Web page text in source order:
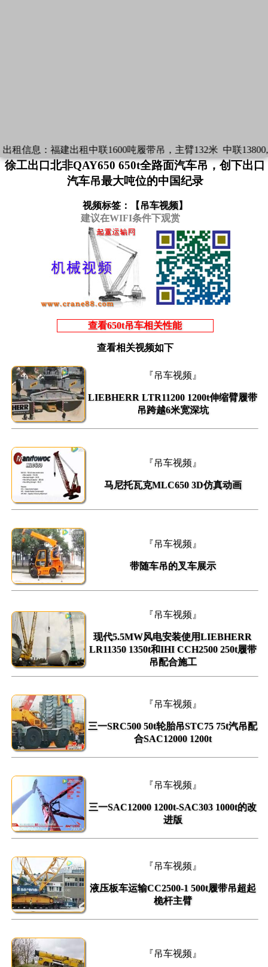
信息：福建出租中联1600吨履带吊，主臂132米 中联
徐工出口北非QAY650 650t全路面汽车吊，创下出口
汽车吊最大吨位的中国纪录
视频标签：【 吊车视频】
建议在WIFI条件下观赏
查看650t吊车相关性能
查看相关视频如下
『吊车视频』
LIEBHERR LTR11200 1200t伸缩臂履带
吊跨越6米宽深坑
『吊车视频』
马尼托瓦克MLC650 3D仿真动画
『吊车视频』
带随车吊的叉车展示
『吊车视频』
现代5.5MW风电安装使用LIEBHERR
LR11350 1350t和IHI CCH2500 250t履带
吊配合施工
『吊车视频』
三一SRC500 50t轮胎吊STC75 75t汽吊配
合SAC12000 1200t
『吊车视频』
三一SAC12000 1200t-SAC303 1000t的改
进版
『吊车视频』
液压板车运输CC2500-1 500t履带吊超起
桅杆主臂
『吊车视频』